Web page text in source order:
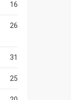
16
26
31
25